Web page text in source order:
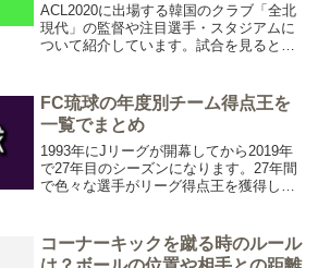
ACL2020に出場する韓国のクラブ「全北
現代」の監督や注目選手・スタジアムに
ついて紹介しています。試合を見るとき
FC琉球の年度別チーム得点王を
一覧でまとめ
1993年にJリーグが開幕してから2019年
で27年目のシーズンになります。27年間
で色々な選手がリーグ得点王を獲得して
う・・・。このような疑問をお持ちの方
もいると思います。そこで今回は、沖縄
コーナーキックを蹴る時のルール